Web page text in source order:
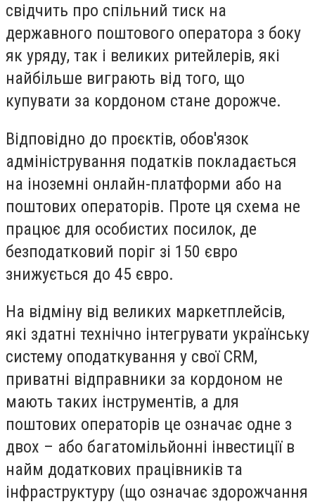
свідчить про спільний тиск на
державного поштового оператора з боку
як уряду, так і великих ритейлерів, які
найбільше виграють від того, що
купувати за кордоном стане дорожче.
Відповідно до проєктів, обов'язок
адміністрування податків покладається
на іноземні онлайн-платформи або на
поштових операторів. Проте ця схема не
працює для особистих посилок, де
безподатковий поріг зі 150 євро
знижується до 45 євро.
На відміну від великих маркетплейсів,
які здатні технічно інтегрувати українську
систему оподаткування у свої CRM,
приватні відправники за кордоном не
мають таких інструментів, а для
поштових операторів це означає одне з
двох – або багатомільйонні інвестиції в
найм додаткових працівників та
інфраструктуру (що означає здорожчання